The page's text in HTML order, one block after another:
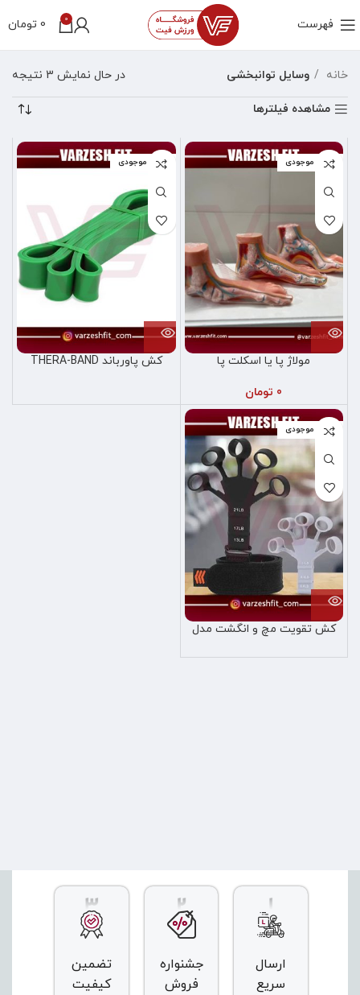
فهرست 0
0 تومان
خانه وسایل توانبخشی در حال نمایش 3 نتیجه
مشاهده فیلترها
اتمام موجودی
مولاژ پا یا اسکلت پا
0 تومان
اتمام موجودی
کش پاورباند THERA-BAND
اتمام موجودی
کش تقویت مچ و انگشت مدل
ارسال
سریع
جشنواره
فروش
تضمین
کیفیت